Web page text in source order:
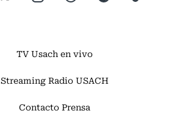
TV Usach en vivo
Streaming Radio USACH
Contacto Prensa